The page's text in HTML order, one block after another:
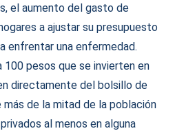
el aumento del gasto de
a ajustar su presupuesto
enfrentar una enfermedad.
pesos que se invierten en
directamente del bolsillo de
más de la mitad de la población
al menos en alguna